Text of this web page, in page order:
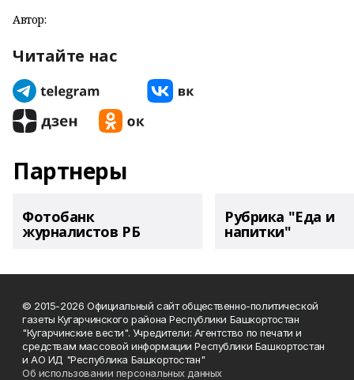
Автор:
Читайте нас
Партнеры
Фотобанк
журналистов РБ
Рубрика "Еда и
напитки"
© 2015-2026 Официальный сайт общественно-политической
газеты Кугарчинского района Республики Башкортостан
"Кугарчинские вести". Учредители: Агентство по печати и
средствам массовой информации Республики Башкортостан
и АО ИД "Республика Башкортостан"
Об использовании персональных данных